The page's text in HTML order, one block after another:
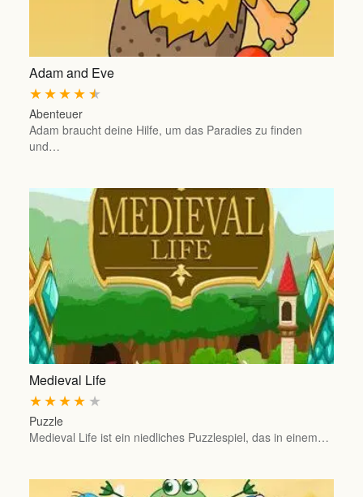
Adam and Eve
★
★
★
★
★
Abenteuer
Adam braucht deine Hilfe, um das Paradies zu finden
und…
Medieval Life
★
★
★
★
★
Puzzle
Medieval Life ist ein niedliches Puzzlespiel, das in einem…